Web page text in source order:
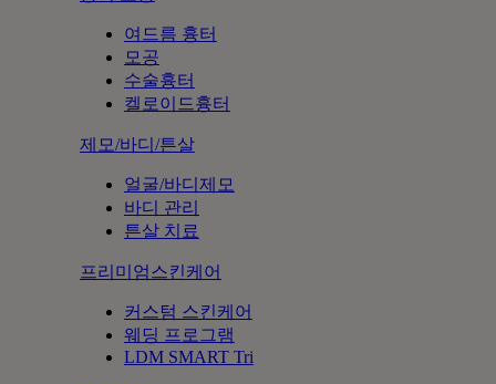
여드름 흉터
모공
수술흉터
켈로이드흉터
제모/바디/튼살
얼굴/바디제모
바디 관리
튼살 치료
프리미엄스킨케어
커스텀 스킨케어
웨딩 프로그램
LDM SMART Tri